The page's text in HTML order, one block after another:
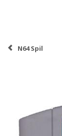
N64 Spil